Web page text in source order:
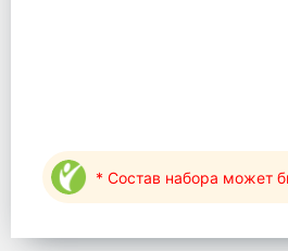
* Состав набора может